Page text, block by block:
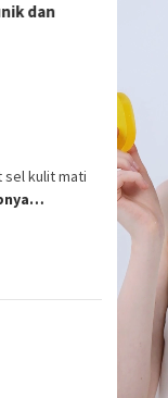
dan
sel kulit mati